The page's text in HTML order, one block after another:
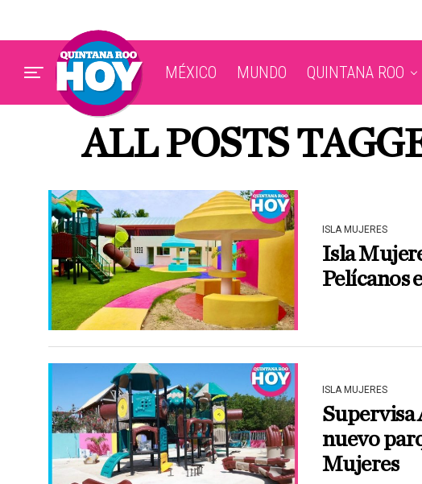
MÉXICO MUNDO QUINTANA ROO
ALL POSTS
ISLA MUJERES
Isla
Pelícanos
ISLA MUJERES
Supervisa
nuevo
Mujeres